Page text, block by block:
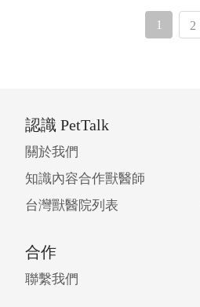
1 2
認識 PetTalk
關於我們
知識內容合作獸醫師
台灣獸醫院列表
合作
聯繫我們